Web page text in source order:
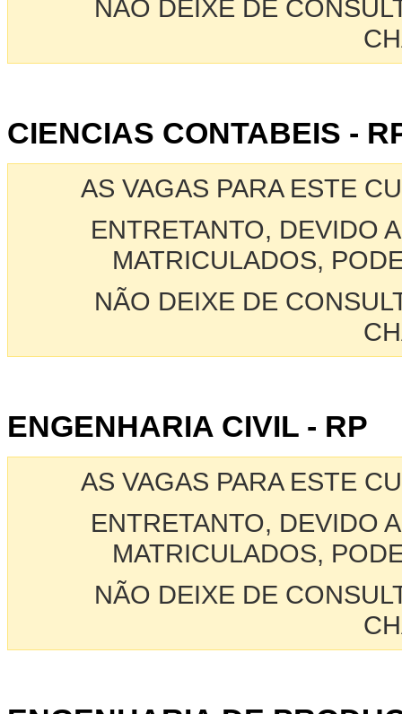
NÃO DEIXE DE
CIENCIAS CONTABEIS -
AS VAGAS PARA ESTE
ENTRETANTO, DEVIDO
MATRICULADOS,
NÃO DEIXE DE
ENGENHARIA CIVIL - RP
AS VAGAS PARA ESTE
ENTRETANTO, DEVIDO
MATRICULADOS,
NÃO DEIXE DE